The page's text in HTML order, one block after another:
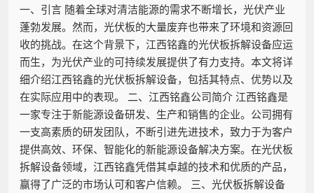
一、引言 随着全球对清洁能源的需求不断增长，光伏产业
蓬勃发展。然而，光伏板的大量废弃也带来了环境和资源回
收的挑战。在这个背景下，江西铭鑫的光伏板拆解设备应运
而生，为光伏产业的可持续发展提供了有力支持。本文将详
细介绍江西铭鑫的光伏板拆解设备，包括其特点、优势以及
在实际应用中的表现。 二、江西铭鑫公司简介 江西铭鑫是
一家专注于新能源设备研发、生产和销售的企业。公司拥有
一支高素质的研发团队，不断引进先进技术，致力于为客户
提供高效、环保、智能化的新能源设备解决方案。在光伏板
拆解设备领域，江西铭鑫凭借其卓越的技术和优质的产品，
赢得了广泛的市场认可和客户信赖。 三、光伏板拆解设备